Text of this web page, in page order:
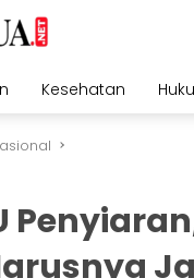
Kesehatan